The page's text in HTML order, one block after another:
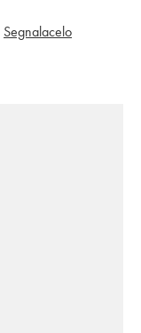
Segnalacelo